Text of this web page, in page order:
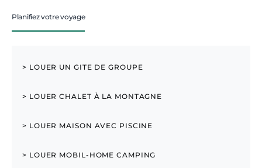
Planifiez votre voyage
> LOUER UN GITE DE GROUPE
> LOUER CHALET À LA MONTAGNE
> LOUER MAISON AVEC PISCINE
> LOUER MOBIL-HOME CAMPING